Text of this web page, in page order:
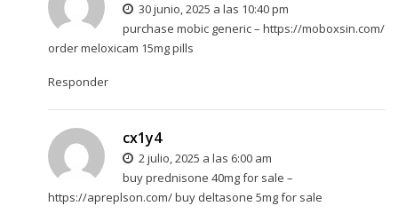
30 junio, 2025 a las 10:40 pm
purchase mobic generic – https://moboxsin.com/
order meloxicam 15mg pills
Responder
cx1y4
2 julio, 2025 a las 6:00 am
buy prednisone 40mg for sale –
https://apreplson.com/buy deltasone 5mg for sale